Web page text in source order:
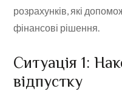
розрахунків, які
фінансові рішення.
Ситуація 1:
відпустку